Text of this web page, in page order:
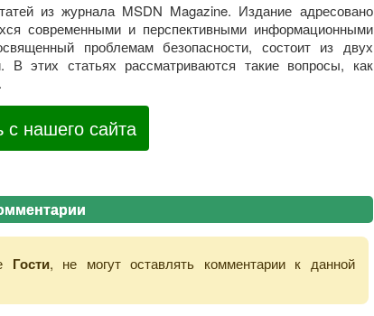
из журнала MSDN Magazine. Издание адресовано
современными и перспективными информационными
проблемам безопасности, состоит из двух
В этих статьях рассматриваются такие вопросы, как
с нашего сайта
Гости, не могут оставлять комментарии к данной